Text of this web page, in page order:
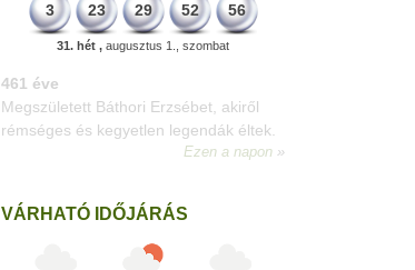
3 23 29 52 56
31. hét , augusztus 1., szombat
196 éve
Megszületett Kondor Gusztáv
csillagász, matematikus, egyetemi
VÁRHATÓ IDŐJÁRÁS